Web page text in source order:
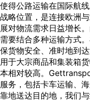
得公路运输在国际航
略位置，是连接欧洲
对物流需求日益增长
要结合多种运输方式
货物安全、准时地到
于大宗商品和集装箱
相对较高。
务，包括卡车运输、
地送达目的地，我们